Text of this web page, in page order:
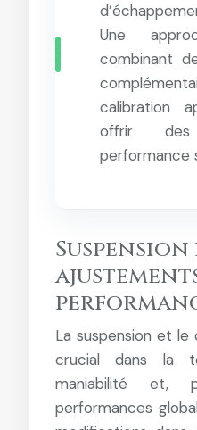
Une
combinant
calibration
offrir
performance
Suspension
La suspension et le
crucial dans la
maniabilité et,
performances